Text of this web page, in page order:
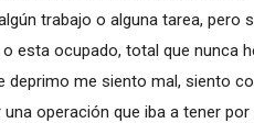
trabajo o alguna tarea, pero
esta ocupado, total que nunca
deprimo me siento mal, siento
operación que iba a tener